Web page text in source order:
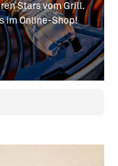
Stars vom Grill.
im Online-Shop!